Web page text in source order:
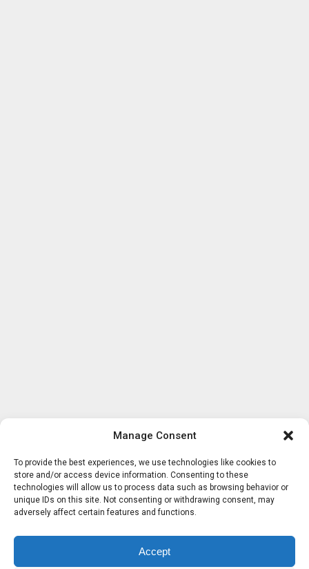
Manage Consent
To provide the best experiences, we use technologies like cookies to
store and/or access device information. Consenting to these
technologies will allow us to process data such as browsing behavior or
unique IDs on this site. Not consenting or withdrawing consent, may
adversely affect certain features and functions.
Accept